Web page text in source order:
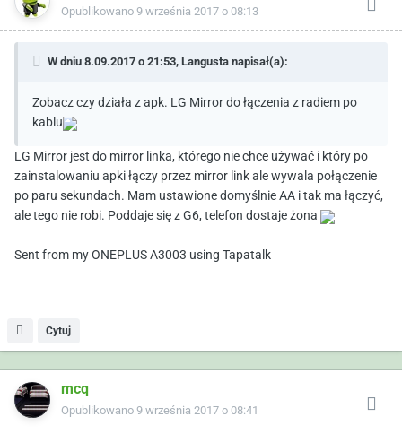
Opublikowano 9 września 2017 o 08:13
W dniu 8.09.2017 o 21:53, Langusta napisał(a):
Zobacz czy działa z apk. LG Mirror do łączenia z radiem po
kablu
LG Mirror jest do mirror linka, którego nie chce używać i który po
zainstalowaniu apki łączy przez mirror link ale wywala połączenie
po paru sekundach. Mam ustawione domyślnie AA i tak ma łączyć,
ale tego nie robi. Poddaje się z G6, telefon dostaje żona
Sent from my ONEPLUS A3003 using Tapatalk
Cytuj
mcq
Opublikowano 9 września 2017 o 08:41